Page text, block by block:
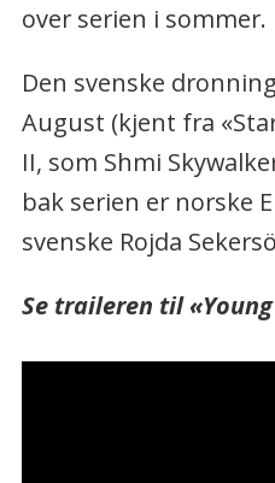
over serien i sommer.
Den svenske
August (kjent fra
II, som Shmi
bak serien er norske
svenske Rojda
Se traileren til